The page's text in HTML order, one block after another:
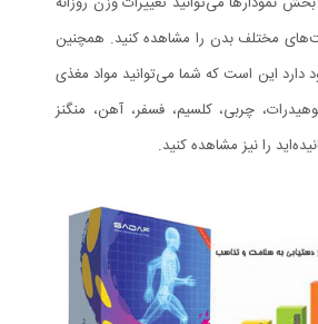
مختلف بدن را مشاهده كنيد. همچنين
دارد اين است كه شما می‌توانيد مواد مغذی
چربی، كلسيم، فسفر، آهن، منگنز
را نيز مشاهده كنيد.